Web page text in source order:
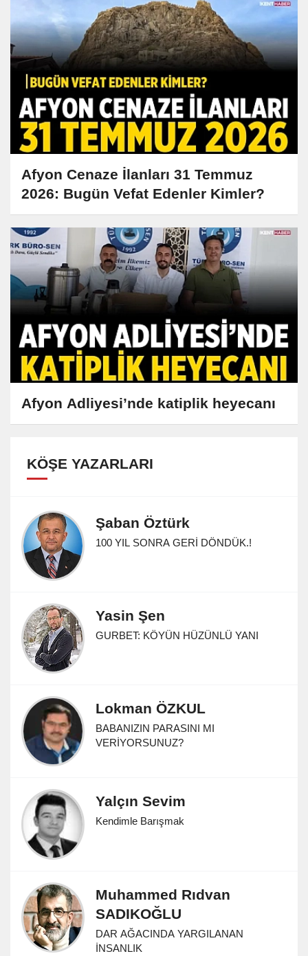
Afyon Cenaze İlanları 31 Temmuz
2026: Bugün Vefat Edenler Kimler?
Afyon Adliyesi’nde katiplik heyecanı
KÖŞE YAZARLARI
Şaban Öztürk
100 YIL SONRA GERİ DÖNDÜK.!
Yasin Şen
GURBET: KÖYÜN HÜZÜNLÜ YANI
Lokman ÖZKUL
BABANIZIN PARASINI MI
VERİYORSUNUZ?
Yalçın Sevim
Kendimle Barışmak
Muhammed Rıdvan
SADIKOĞLU
DAR AĞACINDA YARGILANAN
İNSANLIK